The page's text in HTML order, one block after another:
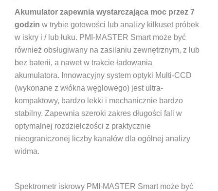
Akumulator zapewnia wystarczająca moc przez 7
godzin w trybie gotowości lub analizy kilkuset próbek
w iskry i / lub łuku. PMI-MASTER Smart może być
również obsługiwany na zasilaniu zewnętrznym, z lub
bez baterii, a nawet w trakcie ładowania
akumulatora. Innowacyjny system optyki Multi-CCD
(wykonane z włókna węglowego) jest ultra-
kompaktowy, bardzo lekki i mechanicznie bardzo
stabilny. Zapewnia szeroki zakres długości fali w
optymalnej rozdzielczości z praktycznie
nieograniczonej liczby kanałów dla ogólnej analizy
widma.
Spektrometr iskrowy PMI-MASTER Smart może być